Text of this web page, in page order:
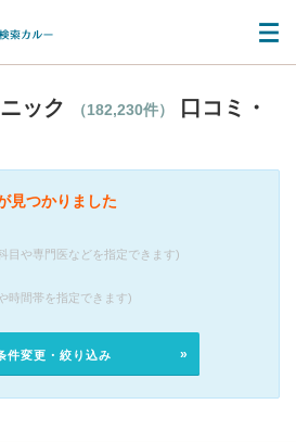
ック （182,230件）
口コミ・
見つかりました
目や専門医などを指定できます)
時間帯を指定できます)
件変更・絞り込み